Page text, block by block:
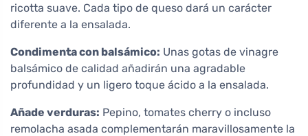
ricotta suave. Cada tipo de queso dará un carácter
diferente a la ensalada.
Condimenta con balsámico: Unas gotas de vinagre
balsámico de calidad añadirán una agradable
profundidad y un ligero toque ácido a la ensalada.
Añade verduras: Pepino, tomates cherry o incluso
remolacha asada complementarán maravillosamente la